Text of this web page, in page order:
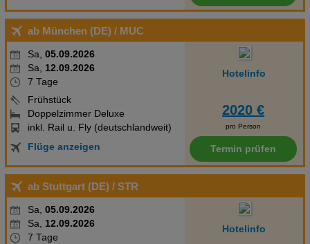
ab München (DE) / MUC
Sa, 05.09.2026
Sa, 12.09.2026
7 Tage
Frühstück
Doppelzimmer Deluxe
inkl. Rail u. Fly (deutschlandweit)
Flüge anzeigen
Hotelinfo
2020 €
pro Person
Termin prüfen
ab Stuttgart (DE) / STR
Sa, 05.09.2026
Sa, 12.09.2026
7 Tage
Hotelinfo